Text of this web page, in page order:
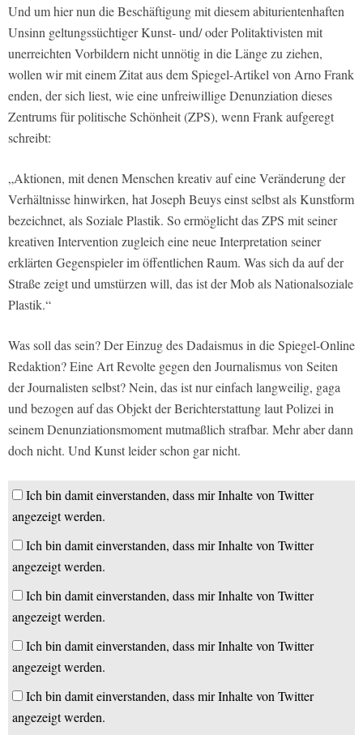
Und um hier nun die Beschäftigung mit diesem abiturientenhaften
Unsinn geltungssüchtiger Kunst- und/ oder Politaktivisten mit
unerreichten Vorbildern nicht unnötig in die Länge zu ziehen,
wollen wir mit einem Zitat aus dem Spiegel-Artikel von Arno Frank
enden, der sich liest, wie eine unfreiwillige Denunziation dieses
Zentrums für politische Schönheit (ZPS), wenn Frank aufgeregt
schreibt:
„Aktionen, mit denen Menschen kreativ auf eine Veränderung der
Verhältnisse hinwirken, hat Joseph Beuys einst selbst als Kunstform
bezeichnet, als Soziale Plastik. So ermöglicht das ZPS mit seiner
kreativen Intervention zugleich eine neue Interpretation seiner
erklärten Gegenspieler im öffentlichen Raum. Was sich da auf der
Straße zeigt und umstürzen will, das ist der Mob als Nationalsoziale
Plastik.“
Was soll das sein? Der Einzug des Dadaismus in die Spiegel-Online
Redaktion? Eine Art Revolte gegen den Journalismus von Seiten
der Journalisten selbst? Nein, das ist nur einfach langweilig, gaga
und bezogen auf das Objekt der Berichterstattung laut Polizei in
seinem Denunziationsmoment mutmaßlich strafbar. Mehr aber dann
doch nicht. Und Kunst leider schon gar nicht.
Ich bin damit einverstanden, dass mir Inhalte von Twitter
angezeigt werden.
Ich bin damit einverstanden, dass mir Inhalte von Twitter
angezeigt werden.
Ich bin damit einverstanden, dass mir Inhalte von Twitter
angezeigt werden.
Ich bin damit einverstanden, dass mir Inhalte von Twitter
angezeigt werden.
Ich bin damit einverstanden, dass mir Inhalte von Twitter
angezeigt werden.